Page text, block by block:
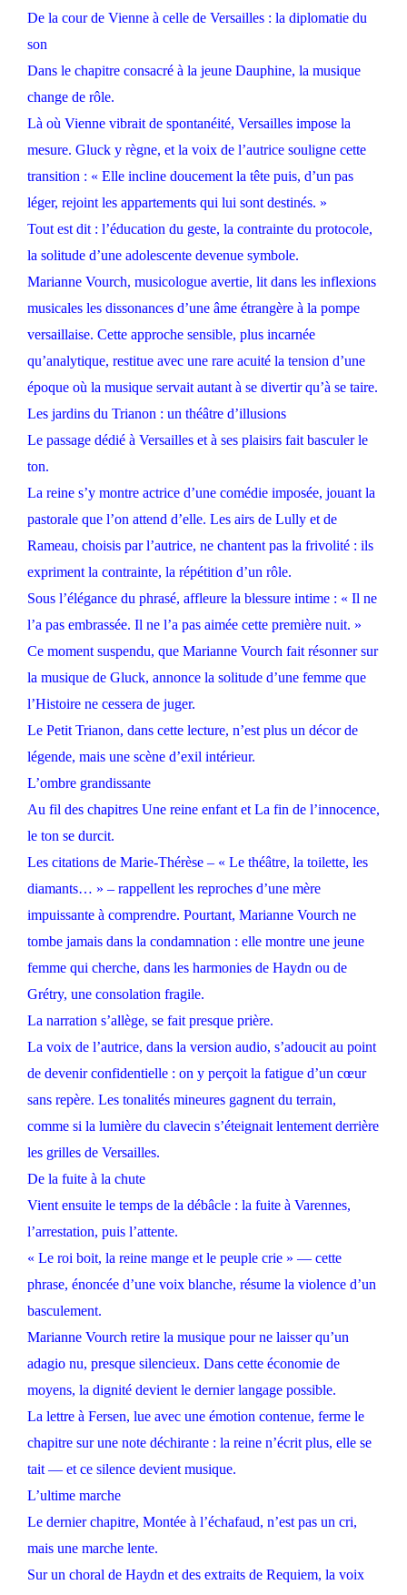
De la cour de Vienne à celle de Versailles : la diplomatie du
son
Dans le chapitre consacré à la jeune Dauphine, la musique
change de rôle.
Là où Vienne vibrait de spontanéité, Versailles impose la
mesure. Gluck y règne, et la voix de l’autrice souligne cette
transition : « Elle incline doucement la tête puis, d’un pas
léger, rejoint les appartements qui lui sont destinés. »
Tout est dit : l’éducation du geste, la contrainte du protocole,
la solitude d’une adolescente devenue symbole.
Marianne Vourch, musicologue avertie, lit dans les inflexions
musicales les dissonances d’une âme étrangère à la pompe
versaillaise. Cette approche sensible, plus incarnée
qu’analytique, restitue avec une rare acuité la tension d’une
époque où la musique servait autant à se divertir qu’à se taire.
Les jardins du Trianon : un théâtre d’illusions
Le passage dédié à Versailles et à ses plaisirs fait basculer le
ton.
La reine s’y montre actrice d’une comédie imposée, jouant la
pastorale que l’on attend d’elle. Les airs de Lully et de
Rameau, choisis par l’autrice, ne chantent pas la frivolité : ils
expriment la contrainte, la répétition d’un rôle.
Sous l’élégance du phrasé, affleure la blessure intime : « Il ne
l’a pas embrassée. Il ne l’a pas aimée cette première nuit. »
Ce moment suspendu, que Marianne Vourch fait résonner sur
la musique de Gluck, annonce la solitude d’une femme que
l’Histoire ne cessera de juger.
Le Petit Trianon, dans cette lecture, n’est plus un décor de
légende, mais une scène d’exil intérieur.
L’ombre grandissante
Au fil des chapitres Une reine enfant et La fin de l’innocence,
le ton se durcit.
Les citations de Marie-Thérèse – « Le théâtre, la toilette, les
diamants… » – rappellent les reproches d’une mère
impuissante à comprendre. Pourtant, Marianne Vourch ne
tombe jamais dans la condamnation : elle montre une jeune
femme qui cherche, dans les harmonies de Haydn ou de
Grétry, une consolation fragile.
La narration s’allège, se fait presque prière.
La voix de l’autrice, dans la version audio, s’adoucit au point
de devenir confidentielle : on y perçoit la fatigue d’un cœur
sans repère. Les tonalités mineures gagnent du terrain,
comme si la lumière du clavecin s’éteignait lentement derrière
les grilles de Versailles.
De la fuite à la chute
Vient ensuite le temps de la débâcle : la fuite à Varennes,
l’arrestation, puis l’attente.
« Le roi boit, la reine mange et le peuple crie » — cette
phrase, énoncée d’une voix blanche, résume la violence d’un
basculement.
Marianne Vourch retire la musique pour ne laisser qu’un
adagio nu, presque silencieux. Dans cette économie de
moyens, la dignité devient le dernier langage possible.
La lettre à Fersen, lue avec une émotion contenue, ferme le
chapitre sur une note déchirante : la reine n’écrit plus, elle se
tait — et ce silence devient musique.
L’ultime marche
Le dernier chapitre, Montée à l’échafaud, n’est pas un cri,
mais une marche lente.
Sur un choral de Haydn et des extraits de Requiem, la voix